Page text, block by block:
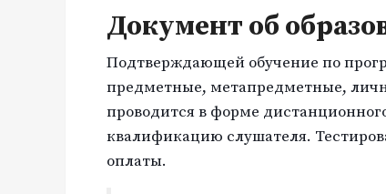
Документ об
Подтверждающей обучение по
предметные, метапредметные,
проводится в форме
квалификацию слушателя.
оплаты.